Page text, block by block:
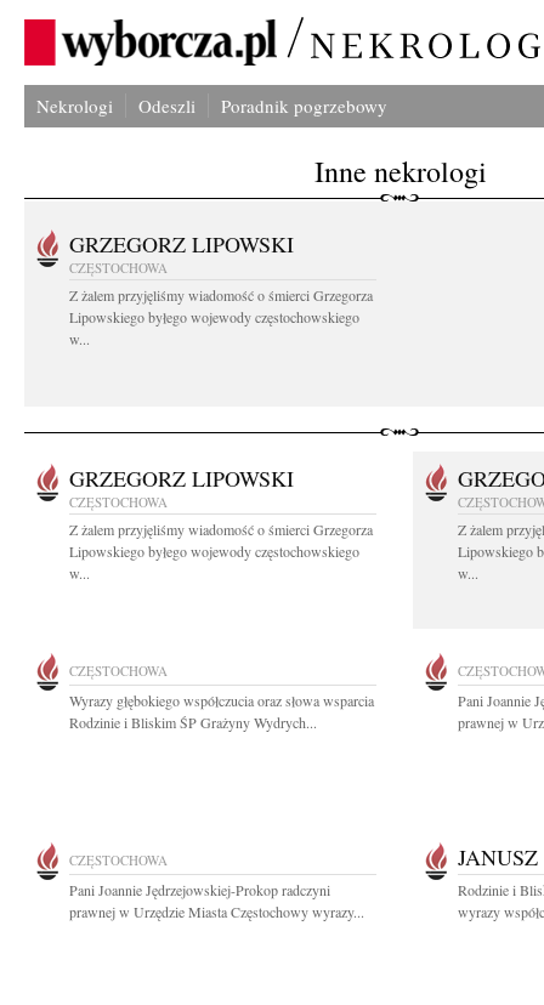
Nekrologi Odeszli Poradnik pogrzebowy
Inne nekrologi
GRZEGORZ LIPOWSKI
CZĘSTOCHOWA
Z żalem przyjęliśmy wiadomość o śmierci Grzegorza
Lipowskiego byłego wojewody częstochowskiego
w...
GRZEGORZ LIPOWSKI
CZĘSTOCHOWA
Z żalem przyjęliśmy wiadomość o śmierci Grzegorza
Lipowskiego byłego wojewody częstochowskiego
w...
Z żalem
Lipowskiego
w...
CZĘSTOCHOWA
Wyrazy głębokiego współczucia oraz słowa wsparcia
Rodzinie i Bliskim ŚP Grażyny Wydrych...
Pani Joannie
prawnej w
CZĘSTOCHOWA
Pani Joannie Jędrzejowskiej-Prokop radczyni
prawnej w Urzędzie Miasta Częstochowy wyrazy...
Rodzinie i
wyrazy